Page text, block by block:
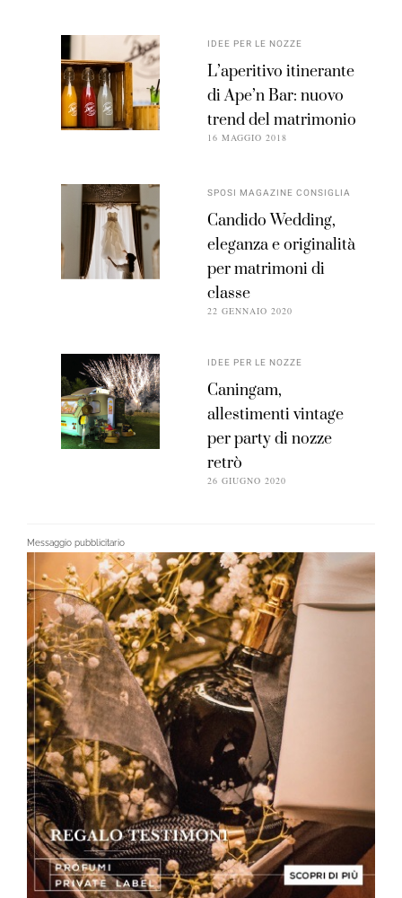
IDEE PER LE NOZZE
L’aperitivo itinerante
di Ape’n Bar: nuovo
trend del matrimonio
16 MAGGIO 2018
SPOSI MAGAZINE CONSIGLIA
Candido Wedding,
eleganza e originalità
per matrimoni di
classe
22 GENNAIO 2020
IDEE PER LE NOZZE
Caningam,
allestimenti vintage
per party di nozze
retrò
26 GIUGNO 2020
Messaggio pubblicitario